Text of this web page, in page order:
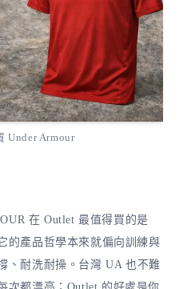
Under Armour
在 Outlet 最值得買的是
的產品哲學本來就偏向訓練與
、耐洗耐操。台灣 UA 也不難